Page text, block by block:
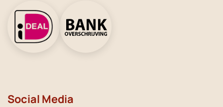
Social Media